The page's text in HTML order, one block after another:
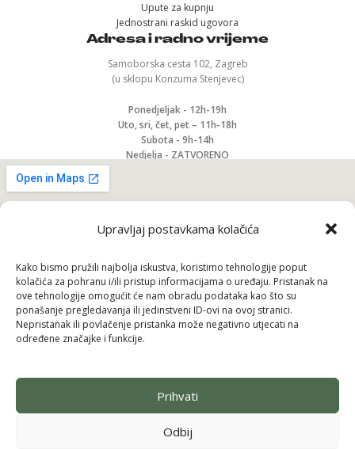
Upravljaj postavkama kolačića
Kako bismo pružili najbolja iskustva, koristimo tehnologije poput
kolačića za pohranu i/ili pristup informacijama o uređaju. Pristanak na
ove tehnologije omogućit će nam obradu podataka kao što su
ponašanje pregledavanja ili jedinstveni ID-ovi na ovoj stranici.
Nepristanak ili povlačenje pristanka može negativno utjecati na
određene značajke i funkcije.
Prihvati
Odbij
Upute za kupnju
Jednostrani raskid ugovora
Adresa i radno vrijeme
Samoborska cesta 102, Zagreb
(u sklopu Konzuma Stenjevec)
Ponedjeljak - 12h-19h
Uto, sri, čet, pet – 11h-18h
Subota - 9h-14h
Nedjelja - ZATVORENO
Pridruži se i uzmi 10% popusta na prvu
Budi među prvima koji saznaju za nove brendove, ekskluzivne
proizvode i posebne ponude — uz to odmah dobivaš